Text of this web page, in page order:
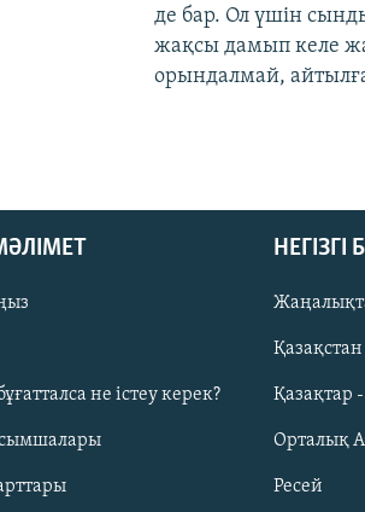
де бар. Ол үшін
жақсы дамып келе
орындалмай,
не істеу керек?
Қазақстан
Қазақтар
Орталық
Ресей